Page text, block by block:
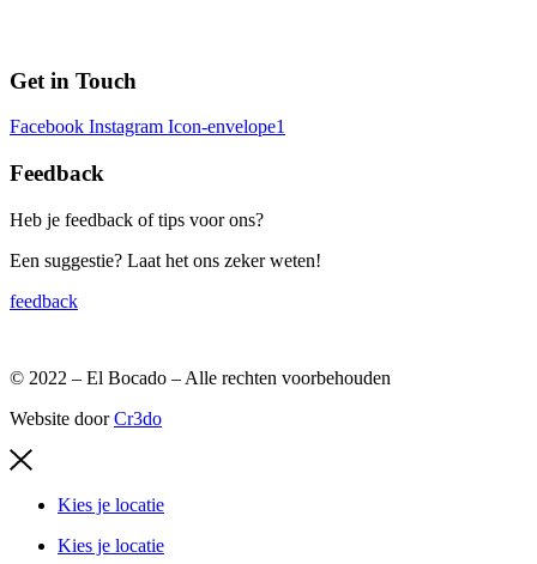
Get in Touch
Facebook Instagram Icon-envelope1
Feedback
Heb je feedback of tips voor ons?
Een suggestie? Laat het ons zeker weten!
feedback
© 2022 – El Bocado – Alle rechten voorbehouden
Website doorCr3do
Kies je locatie
Kies je locatie